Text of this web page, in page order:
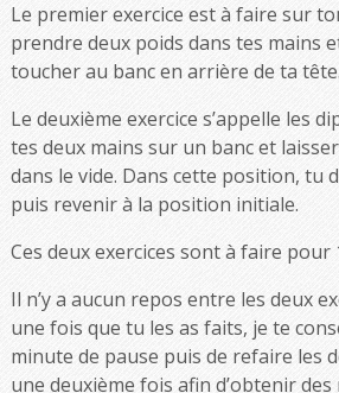
Le premier exercice est à faire sur
prendre deux poids dans tes mains
toucher au banc en arrière de ta tête.
Le deuxième exercice s’appelle les
tes deux mains sur un banc et
dans le vide. Dans cette position, tu
puis revenir à la position initiale.
Ces deux exercices sont à faire
Il n’y a aucun repos entre les deux
une fois que tu les as faits, je te
minute de pause puis de refaire les
une deuxième fois afin d’obtenir